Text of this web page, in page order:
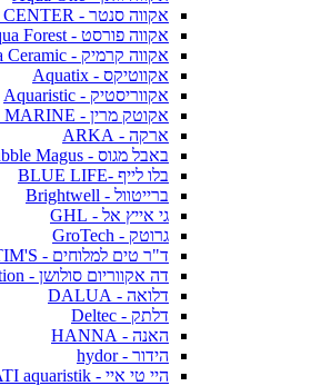
אקווה סנטר - AQUA CENTER
אקווה פורסט - Aqua Forest
אקווה קרמיק - Aqua Ceramic
אקווטיקס - Aquatix
אקווריסטיק - Aquaristic
אקוטק מרין - ECOTECH MARINE
ארקה - ARKA
באבל מגוס - Bubble Magus
בלו לייף -BLUE LIFE
ברייטוול - Brightwell
גי אייץ אל - GHL
גרוטק - GroTech
ד"ר טים למלוחים - DR. TIM'S
דה אקווריום סולושן - The Aquarium Solution
דלואה - DALUA
דלתק - Deltec
האנה - HANNA
הידור - hydor
היי טי איי - ATI aquaristik